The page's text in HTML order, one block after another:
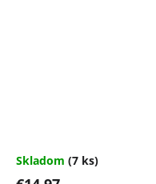
Skladom (7 ks)